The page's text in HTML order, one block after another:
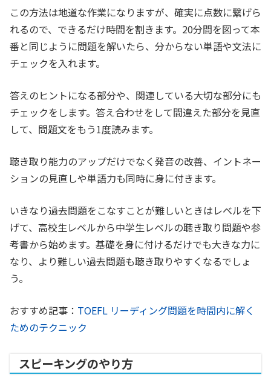
この方法は地道な作業になりますが、確実に点数に繋げら
れるので、できるだけ時間を割きます。20分間を図って本
番と同じように問題を解いたら、分からない単語や文法に
チェックを入れます。
答えのヒントになる部分や、関連している大切な部分にも
チェックをします。答え合わせをして間違えた部分を見直
して、問題文をもう1度読みます。
聴き取り能力のアップだけでなく発音の改善、イントネー
ションの見直しや単語力も同時に身に付きます。
いきなり過去問題をこなすことが難しいときはレベルを下
げて、高校生レベルから中学生レベルの聴き取り問題や参
考書から始めます。基礎を身に付けるだけでも大きな力に
なり、より難しい過去問題も聴き取りやすくなるでしょ
う。
おすすめ記事： TOEFL リーディング問題を時間内に解く
ためのテクニック
スピーキングのやり方